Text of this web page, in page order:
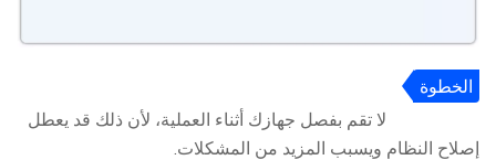
الخطوة
لا تقم بفصل جهازك أثناء العملية، لأن ذلك قد يعطل
إصلاح النظام ويسبب المزيد من المشكلات.